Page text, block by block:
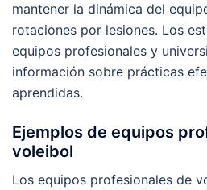
mantener la dinámica del
rotaciones por lesiones. Los
equipos profesionales y
información sobre prácticas
aprendidas.
Ejemplos de equipos
voleibol
Los equipos profesionales de